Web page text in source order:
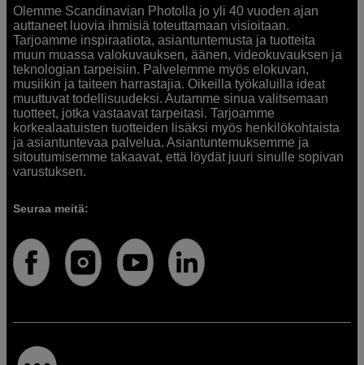
Olemme Scandinavian Photolla jo yli 40 vuoden ajan
auttaneet luovia ihmisiä toteuttamaan visioitaan.
Tarjoamme inspiraatiota, asiantuntemusta ja tuotteita
muun muassa valokuvauksen, äänen, videokuvauksen ja
teknologian tarpeisiin. Palvelemme myös elokuvan,
musiikin ja taiteen harrastajia. Oikeilla työkaluilla ideat
muuttuvat todellisuudeksi. Autamme sinua valitsemaan
tuotteet, jotka vastaavat tarpeitasi. Tarjoamme
korkealaatuisten tuotteiden lisäksi myös henkilökohtaista
ja asiantuntevaa palvelua. Asiantuntemuksemme ja
sitoutumisemme takaavat, että löydät juuri sinulle sopivan
varustuksen.
Seuraa meitä: